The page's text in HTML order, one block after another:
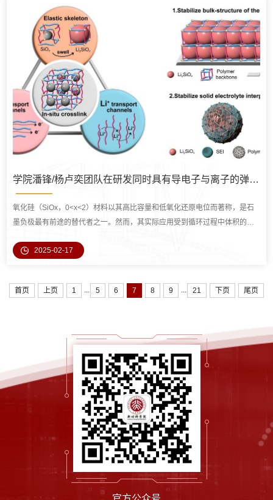
学院潘锋/杨卢奕团队在研发同时具有导电子与离子的弹性聚合物网络的锂电池取得进展
氧化硅（SiOx，0<x<2）材料以其高比容量和低氧化还原电位而著称，是石
墨负极最有前途的替代者之一。然而，其实际应用受到循环过程中体积的大
不受限制的膨胀-收缩过程导致固体电解质界面 （SEI） 增厚，并最终导致电
2025-02-17
首页 上页 1 ... 5 6 7 8 9 ... 21 下页 尾页